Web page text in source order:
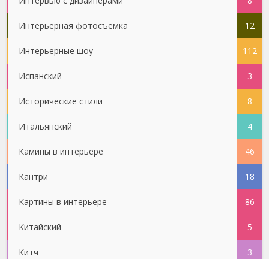
Интерьерная фотосъёмка 12
Интерьерные шоу 112
Испанский 3
Исторические стили 8
Итальянский 4
Камины в интерьере 46
Кантри 18
Картины в интерьере 86
Китайский 5
Китч 3